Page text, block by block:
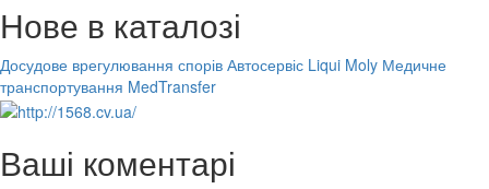
Нове в каталозі
Досудове врегулювання спорів Автосервіс Liqui Moly Медичне
транспортування MedTransfer
Ваші коментарі